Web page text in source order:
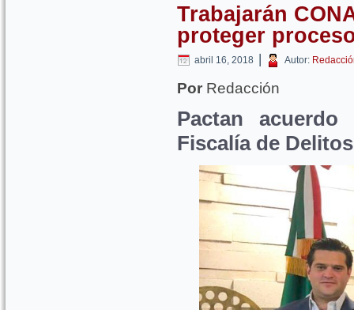
Trabajarán
proteger
abril 16, 2018 | Autor:
Por Redacción
Pactan
Fiscalía de